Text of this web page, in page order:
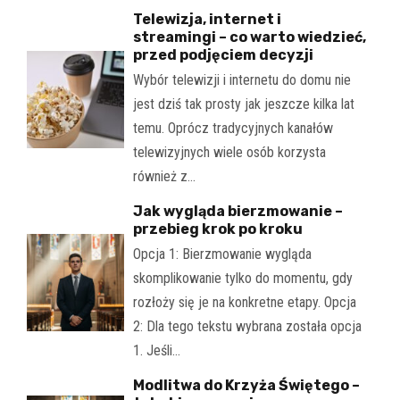
Telewizja, internet i
streamingi – co warto wiedzieć,
przed podjęciem decyzji
Wybór telewizji i internetu do domu nie
jest dziś tak prosty jak jeszcze kilka lat
temu. Oprócz tradycyjnych kanałów
telewizyjnych wiele osób korzysta
również z…
Jak wygląda bierzmowanie –
przebieg krok po kroku
Opcja 1: Bierzmowanie wygląda
skomplikowanie tylko do momentu, gdy
rozłoży się je na konkretne etapy. Opcja
2: Dla tego tekstu wybrana została opcja
1. Jeśli…
Modlitwa do Krzyża Świętego –